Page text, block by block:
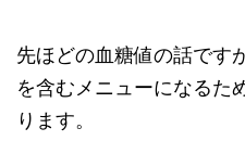
先ほどの血糖値の話です
を含むメニューになるた
ります。